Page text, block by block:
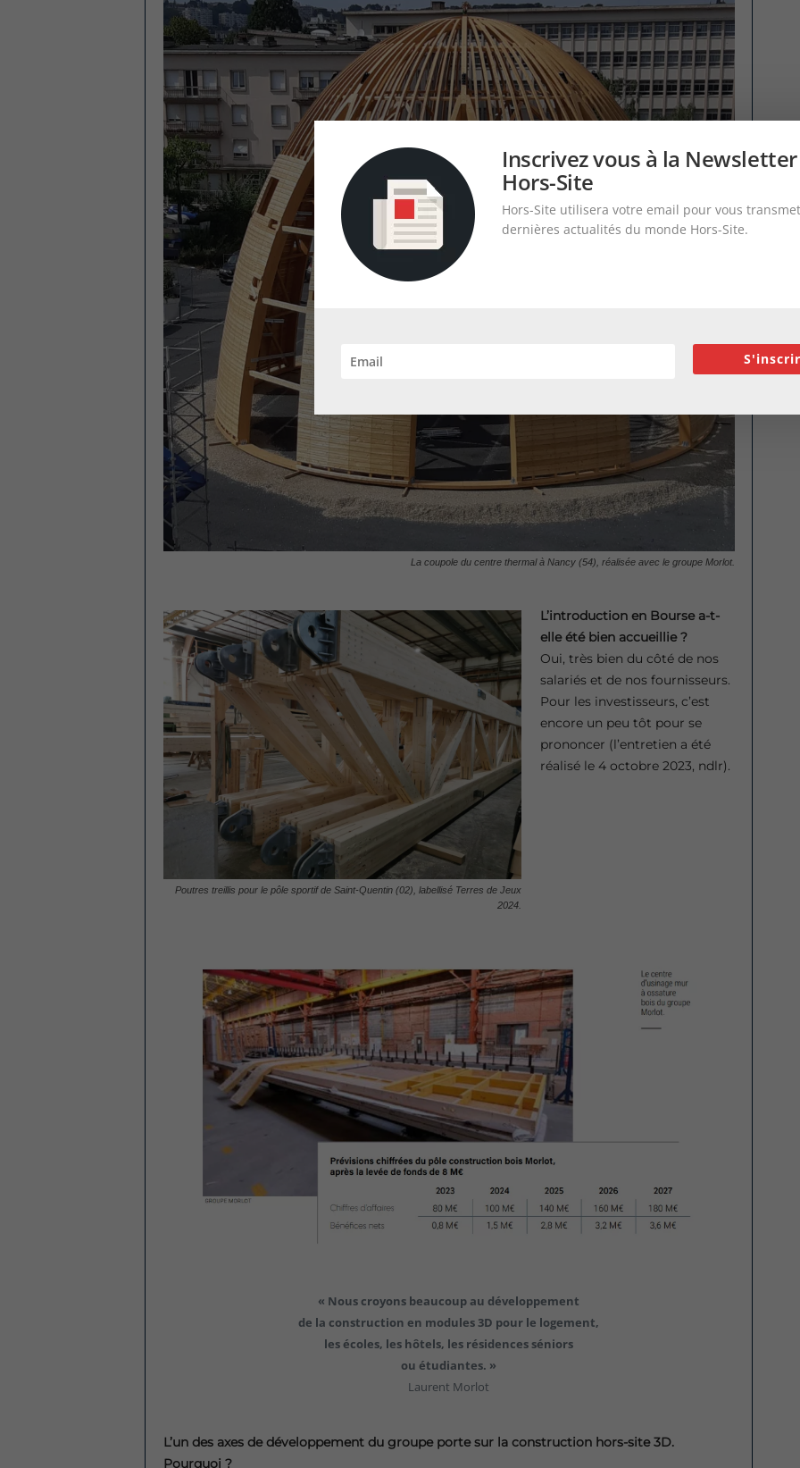
La coupole du centre thermal à Nancy (54), réalisée avec le groupe Morlot.
Poutres treillis pour le pôle sportif de Saint-Quentin (02), labellisé Terres de Jeux
2024.
L’introduction en Bourse a-t-
elle été bien accueillie ?
Oui, très bien du côté de nos
salariés et de nos fournisseurs.
Pour les investisseurs, c’est
encore un peu tôt pour se
prononcer (l’entretien a été
réalisé le 4 octobre 2023, ndlr).
« Nous croyons beaucoup au développement
de la construction en modules 3D pour le logement,
les écoles, les hôtels, les résidences séniors
ou étudiantes. »
Laurent Morlot
L’un des axes de développement du groupe porte sur la construction hors-site 3D.
Pourquoi ?
Inscrivez vous à la Newsletter
Hors-Site
Hors-Site utilisera votre email pour vous
dernières actualités du monde Hors-Site.